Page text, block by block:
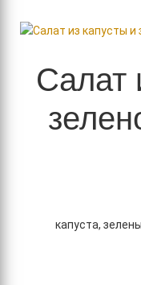
Салат
капуста,